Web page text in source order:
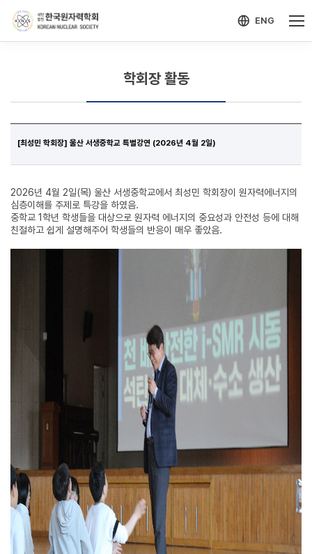
ENG
학회장 활동
[최성민 학회장] 울산 서생중학교 특별강연 (2026년 4월 2일)
2026년 4월 2일(목) 울산 서생중학교에서 최성민 학회장이 원자력에너지의
심층이해를 주제로 특강을 하였음.
중학교 1학년 학생들을 대상으로 원자력 에너지의 중요성과 안전성 등에 대해
친절하고 쉽게 설명해주어 학생들의 반응이 매우 좋았음.